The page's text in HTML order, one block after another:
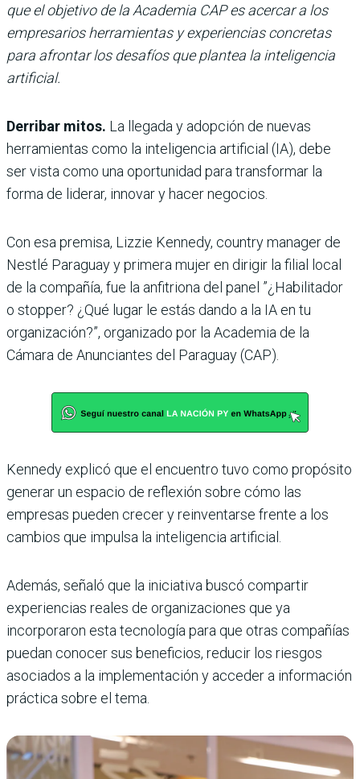
que el objetivo de la Academia CAP es acercar a los
empresarios herramientas y experiencias concretas
para afrontar los desafíos que plantea la inteligencia
artificial.
Derribar mitos. La llegada y adopción de nuevas
herramientas como la inteligencia artificial (IA), debe
ser vista como una oportunidad para transformar la
forma de liderar, innovar y hacer negocios.
Con esa premisa, Lizzie Kennedy, country manager de
Nestlé Paraguay y primera mujer en dirigir la filial local
de la compañía, fue la anfitriona del panel ”¿Habilitador
o stopper? ¿Qué lugar le estás dando a la IA en tu
organización?”, organizado por la Academia de la
Cámara de Anunciantes del Paraguay (CAP).
Kennedy explicó que el encuentro tuvo como propósito
generar un espacio de reflexión sobre cómo las
empresas pueden crecer y reinventarse frente a los
cambios que impulsa la inteligencia artificial.
Además, señaló que la iniciativa buscó compartir
experiencias reales de organizaciones que ya
incorporaron esta tecnología para que otras compañías
puedan conocer sus beneficios, reducir los riesgos
asociados a la implementación y acceder a información
práctica sobre el tema.